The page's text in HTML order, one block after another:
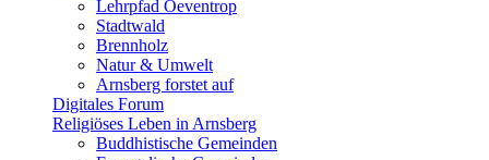
Lehrpfad Oeventrop
Stadtwald
Brennholz
Natur & Umwelt
Arnsberg forstet auf
Digitales Forum
Religiöses Leben in Arnsberg
Buddhistische Gemeinden